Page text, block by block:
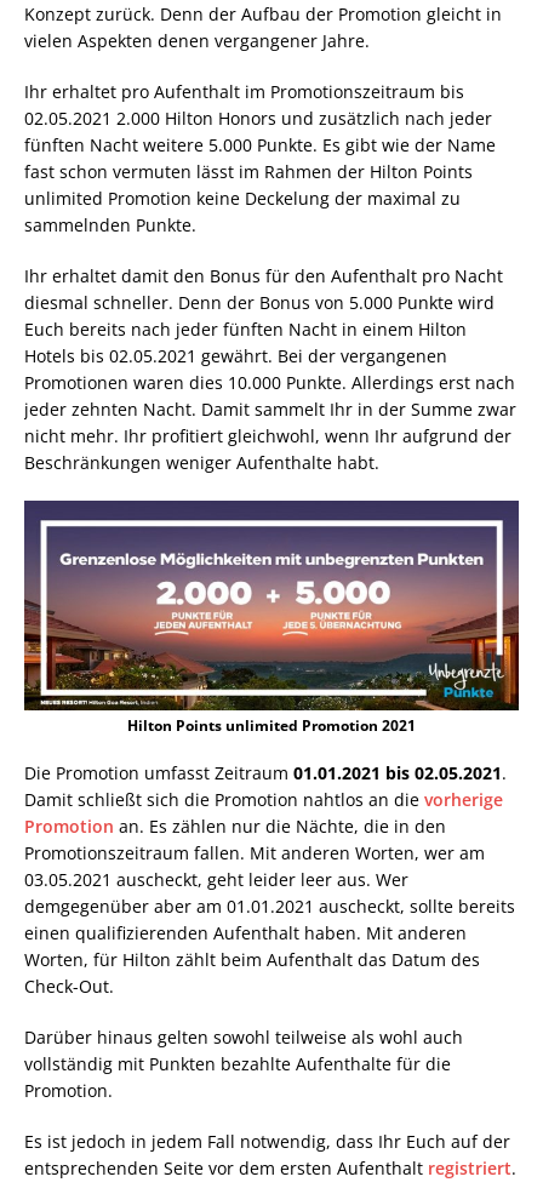
Konzept zurück. Denn der Aufbau der Promotion gleicht in
vielen Aspekten denen vergangener Jahre.
Ihr erhaltet pro Aufenthalt im Promotionszeitraum bis
02.05.2021 2.000 Hilton Honors und zusätzlich nach jeder
fünften Nacht weitere 5.000 Punkte. Es gibt wie der Name
fast schon vermuten lässt im Rahmen der Hilton Points
unlimited Promotion keine Deckelung der maximal zu
sammelnden Punkte.
Ihr erhaltet damit den Bonus für den Aufenthalt pro Nacht
diesmal schneller. Denn der Bonus von 5.000 Punkte wird
Euch bereits nach jeder fünften Nacht in einem Hilton
Hotels bis 02.05.2021 gewährt. Bei der vergangenen
Promotionen waren dies 10.000 Punkte. Allerdings erst nach
jeder zehnten Nacht. Damit sammelt Ihr in der Summe zwar
nicht mehr. Ihr profitiert gleichwohl, wenn Ihr aufgrund der
Beschränkungen weniger Aufenthalte habt.
Hilton Points unlimited Promotion 2021
Die Promotion umfasst Zeitraum 01.01.2021 bis 02.05.2021.
Damit schließt sich die Promotion nahtlos an die vorherige
Promotion an. Es zählen nur die Nächte, die in den
Promotionszeitraum fallen. Mit anderen Worten, wer am
03.05.2021 auscheckt, geht leider leer aus. Wer
demgegenüber aber am 01.01.2021 auscheckt, sollte bereits
einen qualifizierenden Aufenthalt haben. Mit anderen
Worten, für Hilton zählt beim Aufenthalt das Datum des
Check-Out.
Darüber hinaus gelten sowohl teilweise als wohl auch
vollständig mit Punkten bezahlte Aufenthalte für die
Promotion.
Es ist jedoch in jedem Fall notwendig, dass Ihr Euch auf der
entsprechenden Seite vor dem ersten Aufenthalt registriert.